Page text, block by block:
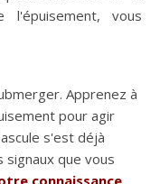
vous
Apprenez à
pour agir
s'est déjà
que vous
connaissance